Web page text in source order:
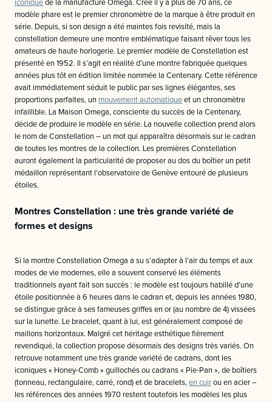
iconique de la manufacture Omega. Créé il y a plus de 70 ans, ce
modèle phare est le premier chronomètre de la marque à être produit en
série. Depuis, si son design a été maintes fois revisité, mais la
constellation demeure une montre emblématique faisant rêver tous les
amateurs de haute horlogerie. Le premier modèle de Constellation est
présenté en 1952. Il s’agit en réalité d’une montre fabriquée quelques
années plus tôt en édition limitée nommée la Centenary. Cette référence
avait immédiatement séduit le public par ses lignes élégantes, ses
proportions parfaites, un mouvement automatique et un chronomètre
infaillible. La Maison Omega, consciente du succès de la Centenary,
décide de produire le modèle en série. La nouvelle collection prend alors
le nom de Constellation – un mot qui apparaîtra désormais sur le cadran
de toutes les montres de la collection. Les premières Constellation
auront également la particularité de proposer au dos du boîtier un petit
médaillon représentant l’observatoire de Genève entouré de plusieurs
étoiles.
Montres Constellation : une très grande variété de
formes et designs
Si la montre Constellation Omega a su s’adapter à l’air du temps et aux
modes de vie modernes, elle a souvent conservé les éléments
traditionnels ayant fait son succès : le modèle est toujours habillé d’une
étoile positionnée à 6 heures dans le cadran et, depuis les années 1980,
se distingue grâce à ses fameuses griffes en or (au nombre de 4) vissées
sur la lunette. Le bracelet, quant à lui, est généralement composé de
maillons horizontaux. Malgré cet héritage esthétique fièrement
revendiqué, la collection propose désormais des designs très variés. On
retrouve notamment une très grande variété de cadrans, dont les
iconiques « Honey-Comb » guillochés ou cadrans « Pie-Pan », de boîtiers
(tonneau, rectangulaire, carré, rond) et de bracelets, en cuir ou en acier –
les références des années 1970 restent toutefois les modèles les plus